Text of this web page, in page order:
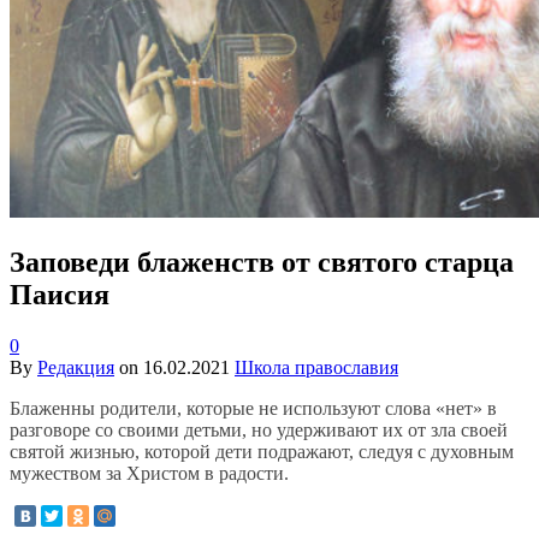
Заповеди блаженств от святого старца
Паисия
0
By Редакция on 16.02.2021 Школа православия
Блаженны родители, которые не используют слова «нет» в
разговоре со своими детьми, но удерживают их от зла своей
святой жизнью, которой дети подражают, следуя с духовным
мужеством за Христом в радости.